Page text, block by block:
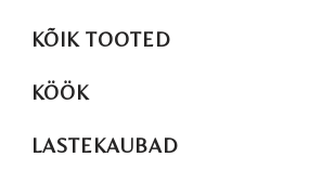
KÕIK TOOTED
KÖÖK
LASTEKAUBAD